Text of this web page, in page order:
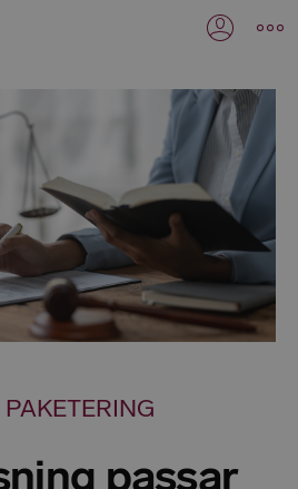
passar